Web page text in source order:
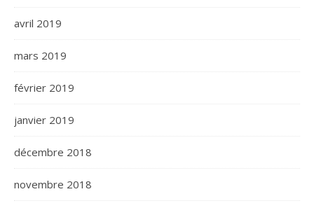
avril 2019
mars 2019
février 2019
janvier 2019
décembre 2018
novembre 2018